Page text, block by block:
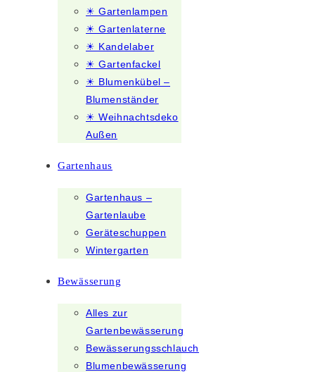
☀ Gartenlampen
☀ Gartenlaterne
☀ Kandelaber
☀ Gartenfackel
☀ Blumenkübel –
Blumenständer
☀ Weihnachtsdeko
Außen
Gartenhaus
Gartenhaus –
Gartenlaube
Geräteschuppen
Wintergarten
Bewässerung
Alles zur
Gartenbewässerung
Bewässerungsschlauch
Blumenbewässerung